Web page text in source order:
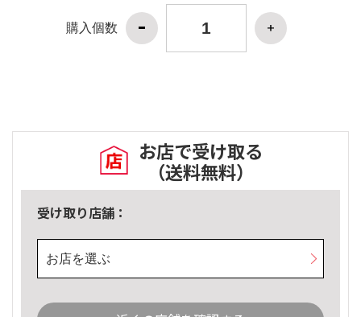
購入個数
お店で受け取る
（送料無料）
受け取り店舗：
お店を選ぶ